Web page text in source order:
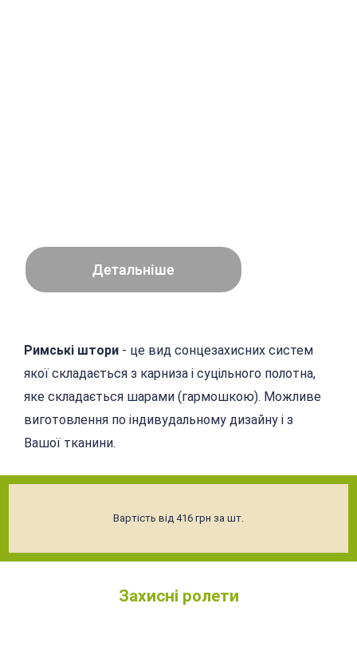
Детальніше
Римські штори - це вид сонцезахисних систем
якої складається з карниза і суцільного полотна,
яке складається шарами (гармошкою). Можливе
виготовлення по індивудальному дизайну і з
Вашої тканини.
Вартість від 416 грн за шт.
Захисні ролети